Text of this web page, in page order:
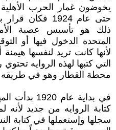
يخوضون غمار الحرب الأهلية
حتى عام 1924
ذلك هو تأسيس عصبة
المتحده الدخول فيها أو
لأنها كانت تريد لنفسها
التي كتبها لهذه الروايه
محطة القطار وهو في طريقه
في بداية
كتابة الروايه من جديد لأنه
سجلها وإستعملها في كتابة